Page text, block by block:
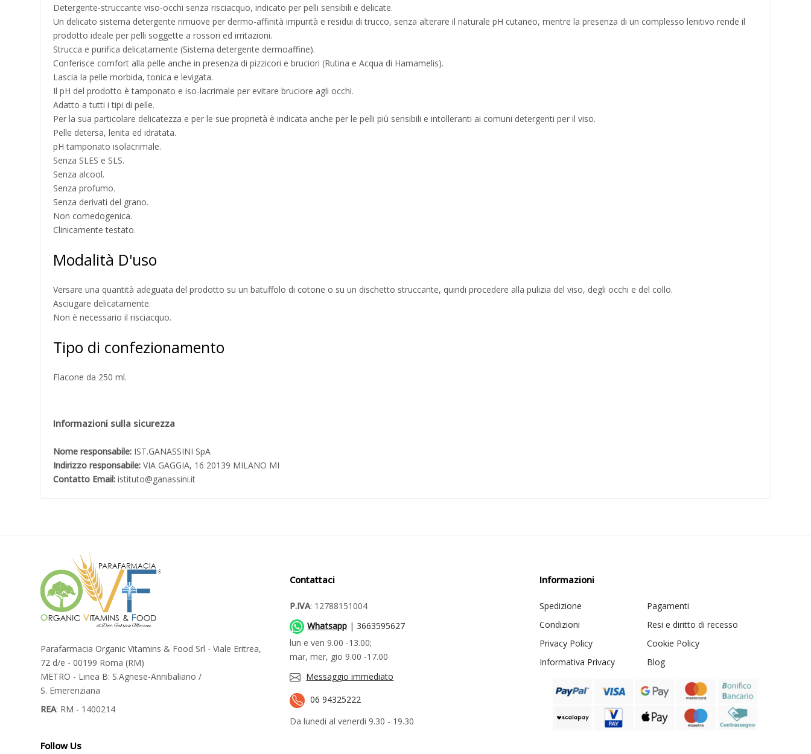
Detergente-struccante viso-occhi senza risciacquo, indicato per pelli sensibili e delicate.
Un delicato sistema detergente rimuove per dermo-affinità impurità e residui di trucco, senza alterare il naturale pH cutaneo, mentre la presenza di un complesso lenitivo rende il
prodotto ideale per pelli soggette a rossori ed irritazioni.
Strucca e purifica delicatamente (Sistema detergente dermoaffine).
Conferisce comfort alla pelle anche in presenza di pizzicori e bruciori (Rutina e Acqua di Hamamelis).
Lascia la pelle morbida, tonica e levigata.
Il pH del prodotto è tamponato e iso-lacrimale per evitare bruciore agli occhi.
Adatto a tutti i tipi di pelle.
Per la sua particolare delicatezza e per le sue proprietà è indicata anche per le pelli più sensibili e intolleranti ai comuni detergenti per il viso.
Pelle detersa, lenita ed idratata.
pH tamponato isolacrimale.
Senza SLES e SLS.
Senza alcool.
Senza profumo.
Senza derivati del grano.
Non comedogenica.
Clinicamente testato.
Modalità D'uso
Versare una quantità adeguata del prodotto su un batuffolo di cotone o su un dischetto struccante, quindi procedere alla pulizia del viso, degli occhi e del collo.
Asciugare delicatamente.
Non è necessario il risciacquo.
Tipo di confezionamento
Flacone da 250 ml.
Informazioni sulla sicurezza
Nome responsabile: IST.GANASSINI SpA
Indirizzo responsabile: VIA GAGGIA, 16 20139 MILANO MI
Contatto Email: istituto@ganassini.it
Parafarmacia Organic Vitamins & Food Srl - Viale Eritrea,
72 d/e - 00199 Roma (RM)
METRO - Linea B: S.Agnese-Annibaliano /
S. Emerenziana
REA: RM - 1400214
Contattaci
P.IVA: 12788151004
Whatsapp | 3663595627
lun e ven 9.00 -13.00;
mar, mer, gio 9.00 -17.00
Messaggio immediato
06 94325222
Da lunedi al venerdi 9.30 - 19.30
Informazioni
Spedizione
Pagamenti
Condizioni
Resi e diritto di recesso
Privacy Policy
Cookie Policy
Informativa Privacy
Blog
Follow Us